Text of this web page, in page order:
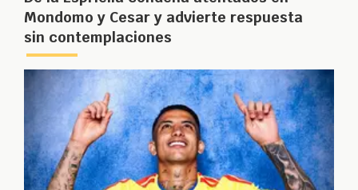
Mondomo y Cesar y advierte respuesta
sin contemplaciones